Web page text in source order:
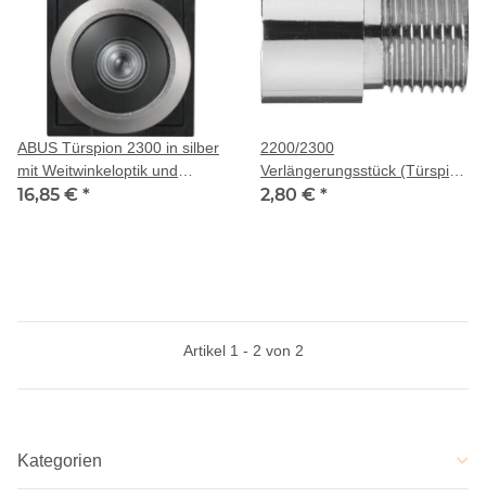
ABUS Türspion 2300 in silber
mit Weitwinkeloptik und
Abdeckkappe
16,85 € *
2200/2300
Verlängerungsstück (Türspion
Zubehör)
2,80 € *
Artikel 1 - 2 von 2
Kategorien